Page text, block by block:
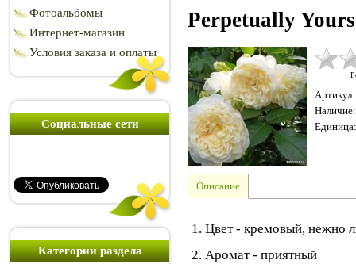
Фотоальбомы
Интернет-магазин
Условия заказа и оплаты
Социальные сети
Категории раздела
Perpetually
Артикул:
Наличие:
Единица:
Описание
1. Цвет - кремовый, нежно
2. Аромат - приятный